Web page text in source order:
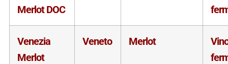
Merlot DOC
Venezia
Merlot
Veneto Merlot